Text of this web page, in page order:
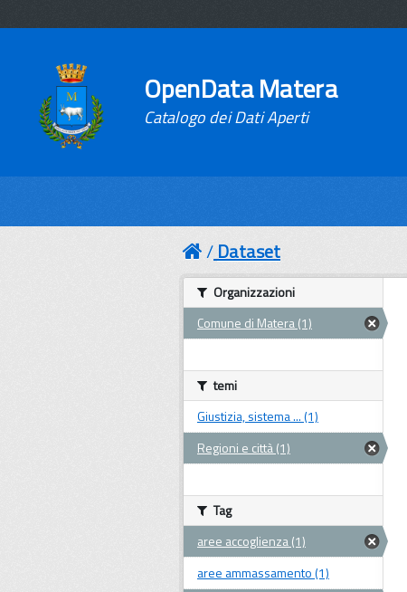
OpenData Matera
Catalogo dei Dati Aperti
Dataset
Organizzazioni
Comune di Matera (1)
temi
Giustizia, sistema ... (1)
Regioni e città (1)
Tag
aree accoglienza (1)
aree ammassamento (1)